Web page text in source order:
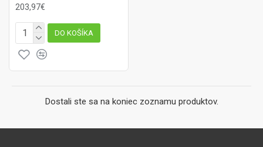
203,97€
DO KOŠÍKA
Dostali ste sa na koniec zoznamu produktov.